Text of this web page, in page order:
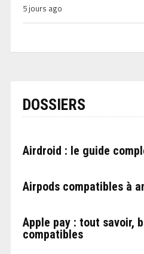
5 jours ago
DOSSIERS
Airdroid : le guide
Airpods compatibles à
Apple pay : tout savoir,
compatibles